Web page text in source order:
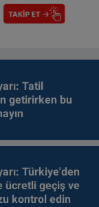
Tatil
getirirken bu
Türkiye'den
ücretli geçiş ve
kontrol edin